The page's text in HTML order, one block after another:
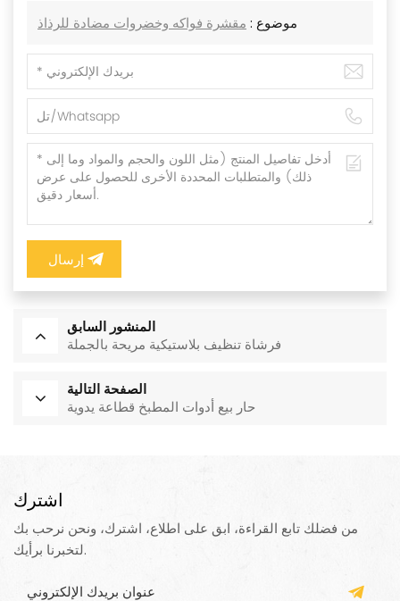
موضوع : مقشرة فواكه وخضروات مضادة للرذاذ
إرسال
المنشور السابق
فرشاة تنظيف بلاستيكية مريحة بالجملة
الصفحة التالية
حار بيع أدوات المطبخ قطاعة يدوية
اشترك
من فضلك تابع القراءة، ابق على اطلاع، اشترك، ونحن نرحب بك
لتخبرنا برأيك.